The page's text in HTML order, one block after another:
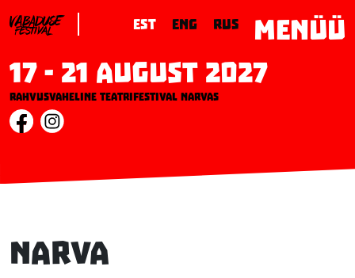
17 - 21 August 2027
Rahvusvaheline teatrifestival Narvas
EST ENG RUS MENÜÜ
Narva